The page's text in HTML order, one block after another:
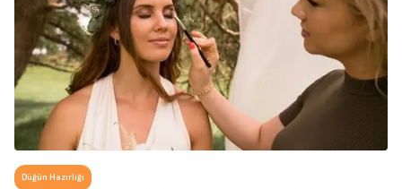
Düğün Hazırlığı